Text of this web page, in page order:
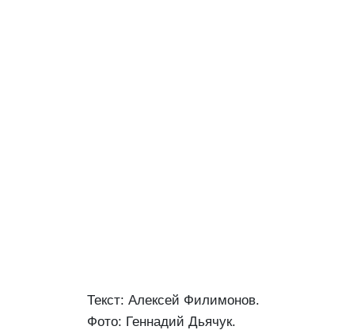
Текст: Алексей Филимонов.
Фото: Геннадий Дьячук.